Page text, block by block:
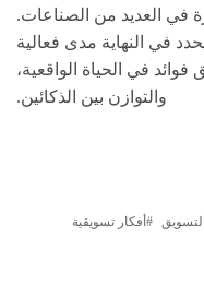
في العديد من الصناعات.
في النهاية مدى فعالية
في الحياة الواقعية،
والتوازن بين الذكائين.
أفكار تسويقية